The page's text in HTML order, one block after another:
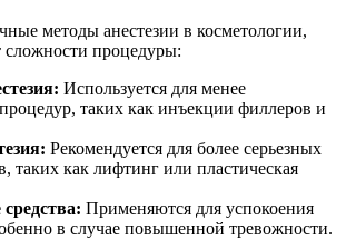
методы анестезии в косметологии,
сложности процедуры:
Используется для менее
таких как инъекции филлеров и
Рекомендуется для более серьезных
таких как лифтинг или пластическая
Применяются для успокоения
в случае повышенной тревожности.